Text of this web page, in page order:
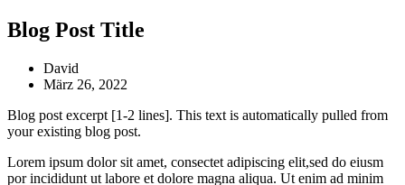
Zum
Inhalt
Blog Post Title
David
März 26, 2022
Blog post excerpt [1-2 lines]. This text is automatically pulled from
your existing blog post.
Lorem ipsum dolor sit amet, consectet adipiscing elit,sed do eiusm
por incididunt ut labore et dolore magna aliqua. Ut enim ad minim